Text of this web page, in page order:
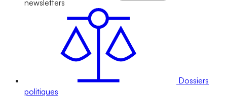
newsletters
Dossiers
politiques